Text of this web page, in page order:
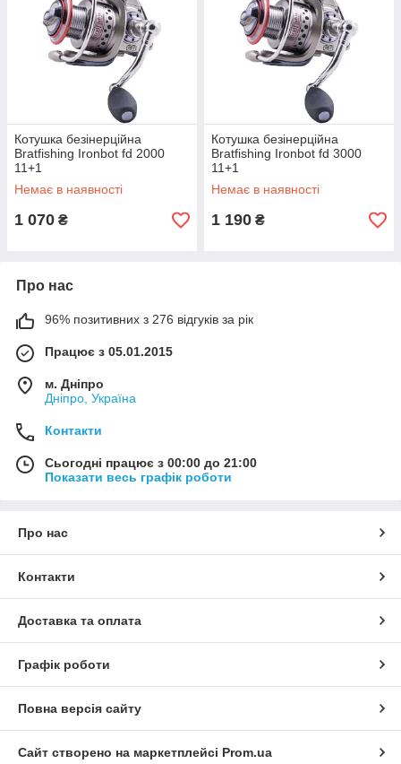
Котушка безінерційна
Bratfishing Ironbot fd 2000
11+1
Немає в наявності
1 070 ₴
Котушка безінерційна
Bratfishing Ironbot fd 3000
11+1
Немає в наявності
1 190 ₴
Про нас
96% позитивних з 276 відгуків за рік
Працює з 05.01.2015
м. Дніпро
Дніпро, Україна
Контакти
Сьогодні працює з 00:00 до 21:00
Показати весь графік роботи
Про нас
Контакти
Доставка та оплата
Графік роботи
Повна версія сайту
Сайт створено на маркетплейсі Prom.ua